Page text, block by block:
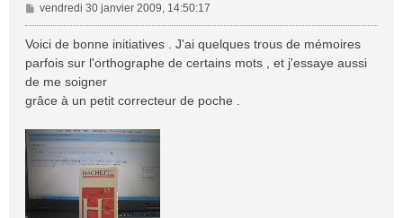
M
e
s
g
e
vendredi 30 janvier 2009, 14:50:17
Voici de bonne initiatives . J'ai quelques trous de mémoires
parfois sur l'orthographe de certains mots , et j'essaye aussi
de me soigner
grâce à un petit correcteur de poche .